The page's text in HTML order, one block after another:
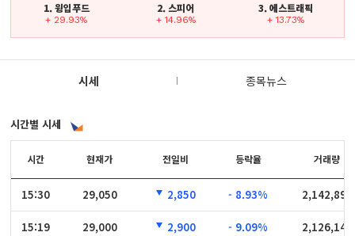
1. 윙입푸드
+ 29.93%
2. 스피어
+ 14.96%
3. 에스트래픽
+ 13.73%
시세 종목뉴스
시간별 시세
시간
15:30
15:19
시간 현재가 전일비 등락율 거래량
15:30 29,050 2,850 - 8.93% 2,142,890
15:19 29,000 2,900 - 9.09% 2,126,141